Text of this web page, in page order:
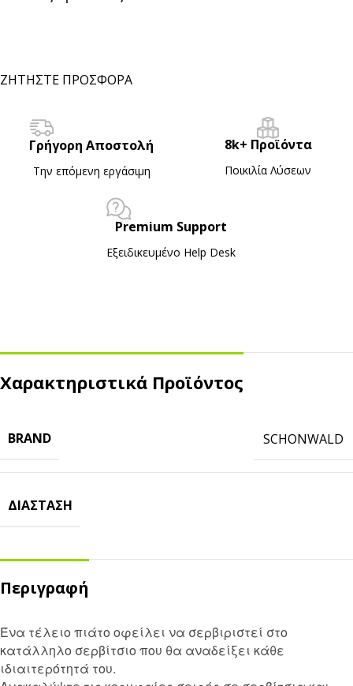
ΖΗΤΗΣΤΕ ΠΡΟΣΦΟΡΑ
Γρήγορη Αποστολή
Την επόμενη εργάσιμη
8k+ Προϊόντα
Ποικιλία Λύσεων
Premium Support
Εξειδικευμένο Ηelp Desk
Χαρακτηριστικά Προϊόντος
BRAND SCHONWALD
ΔΙΆΣΤΑΣΗ
Περιγραφή
Ένα τέλειο πιάτο οφείλει να σερβιριστεί στο
κατάλληλο σερβίτσιο που θα αναδείξει κάθε
ιδιαιτερότητά του.